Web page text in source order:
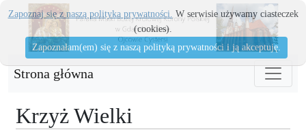
Strona główna
Krzyż Wielki
Zapoznaj się z naszą polityka prywatności. W serwisie używamy ciasteczek
(cookies).
Zapoznałam(em) się z naszą polityką prywatności i ją akceptuję.